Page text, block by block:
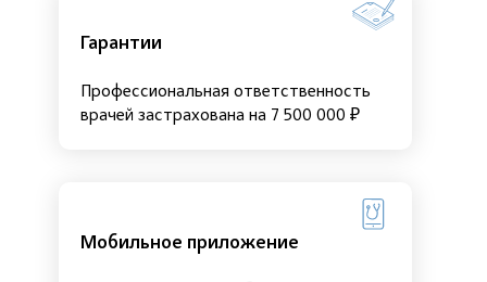
Гарантии
Профессиональная ответственность
врачей застрахована на 7 500 000 ₽
Мобильное приложение